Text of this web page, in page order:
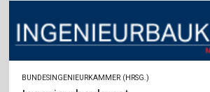
BUNDESINGENIEURKAMMER (HRSG.)